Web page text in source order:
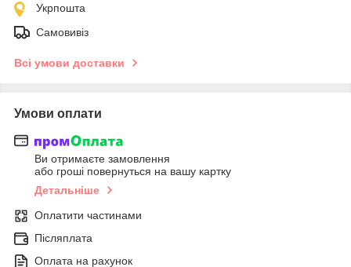
Укрпошта
Самовивіз
Всі умови доставки
Умови оплати
Ви отримаєте замовлення
або гроші повернуться на вашу картку
Детальніше
Оплатити частинами
Післяплата
Оплата на рахунок